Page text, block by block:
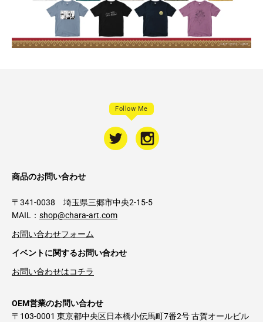
Follow Me
商品のお問い合わせ
〒341-0038 埼玉県三郷市中央2-15-5
MAIL： shop@chara-art.com
お問い合わせフォーム
イベントに関するお問い合わせ
お問い合わせはコチラ
OEM営業のお問い合わせ
〒103-0001 東京都中央区日本橋小伝馬町7番2号 古賀オールビル